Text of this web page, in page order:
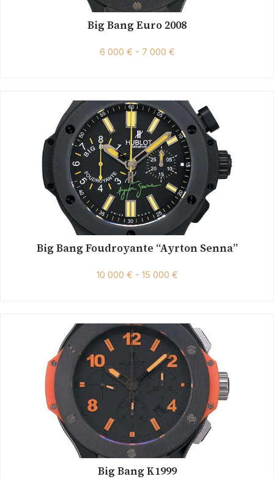
Big Bang Euro 2008
6 000 € - 7 000 €
Big Bang Foudroyante “Ayrton Senna”
10 000 € - 15 000 €
Big Bang K1999